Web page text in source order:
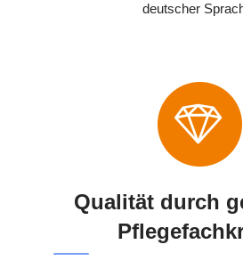
deutscher
Qualität durch